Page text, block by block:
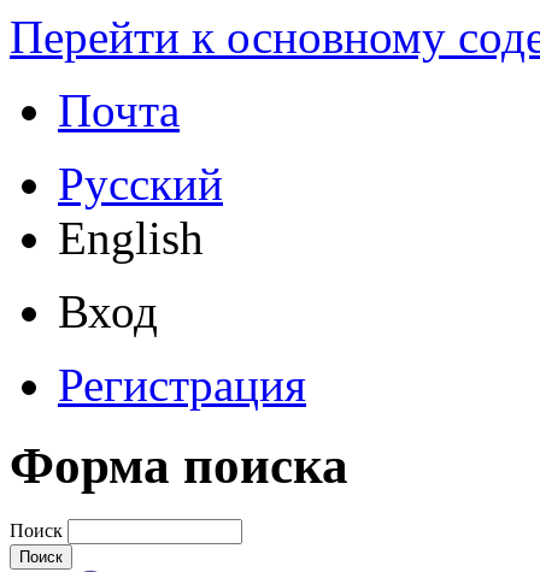
Перейти к основному
Почта
Русский
English
Вход
Регистрация
Форма поиска
Поиск